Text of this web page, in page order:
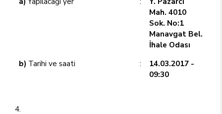
Mah. 4010
Sok. No:1
Manavgat Bel.
İhale Odası
b) Tarihi ve saati :
14.03.2017 -
09:30